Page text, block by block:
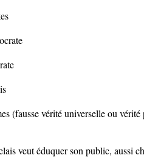
(fausse vérité universelle ou
veut éduquer son public, aussi